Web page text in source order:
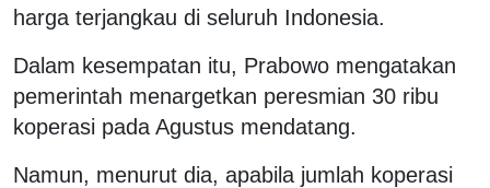
harga terjangkau di seluruh Indonesia.
Dalam kesempatan itu, Prabowo mengatakan
pemerintah menargetkan peresmian 30 ribu
koperasi pada Agustus mendatang.
Namun, menurut dia, apabila jumlah koperasi